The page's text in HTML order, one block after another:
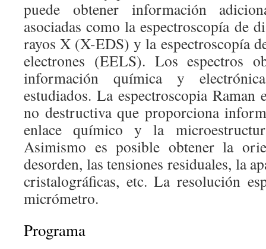
puede obtener información
asociadas como la espectroscopía de
rayos X (X-EDS) y la espectroscopía
electrones (EELS). Los espectros
información química y
estudiados. La espectroscopia Raman
no destructiva que proporciona
enlace químico y la
Asimismo es posible obtener la
desorden, las tensiones residuales, la
cristalográficas, etc. La resolución
micrómetro.
Programa